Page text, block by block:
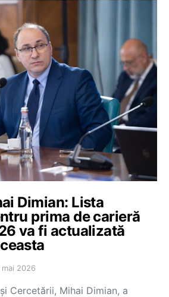
Dimian: Lista
prima de carieră
va fi actualizată
mai 2026
Cercetării, Mihai Dimian, a